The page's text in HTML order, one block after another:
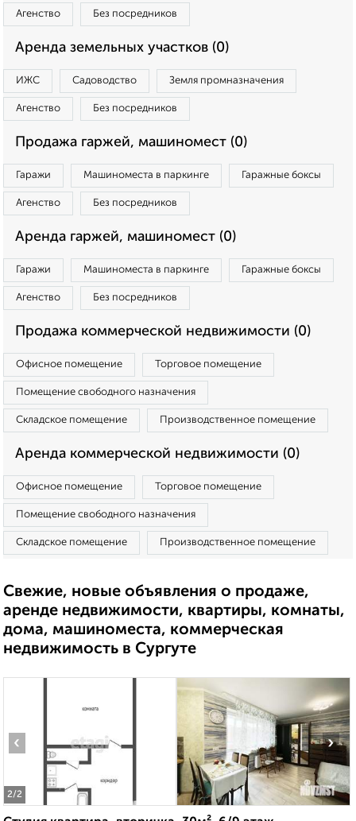
Агенство Без посредников
Аренда земельных участков (0)
ИЖС Садоводство Земля промназначения
Агенство Без посредников
Продажа гаржей, машиномест (0)
Гаражи Машиноместа в паркинге Гаражные боксы
Агенство Без посредников
Аренда гаржей, машиномест (0)
Гаражи Машиноместа в паркинге Гаражные боксы
Агенство Без посредников
Продажа коммерческой недвижимости (0)
Офисное помещение Торговое помещение
Помещение свободного назначения
Складское помещение Производственное помещение
Аренда коммерческой недвижимости (0)
Офисное помещение Торговое помещение
Помещение свободного назначения
Складское помещение Производственное помещение
Свежие, новые объявления о продаже,
аренде недвижимости, квартиры, комнаты,
дома, машиноместа, коммерческая
недвижимость в Сургуте
2/2
‹ ›